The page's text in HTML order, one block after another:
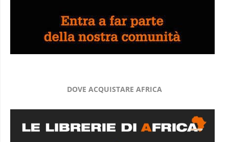
DOVE ACQUISTARE AFRICA